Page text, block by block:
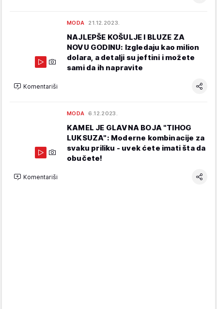
MODA 21.12.2023.
NAJLEPŠE KOŠULJE I BLUZE ZA
NOVU GODINU: Izgledaju kao milion
dolara, a detalji su jeftini i možete
sami da ih napravite
Komentariši
MODA 6.12.2023.
KAMEL JE GLAVNA BOJA "TIHOG
LUKSUZA": Moderne kombinacije za
svaku priliku - uvek ćete imati šta da
obučete!
Komentariši